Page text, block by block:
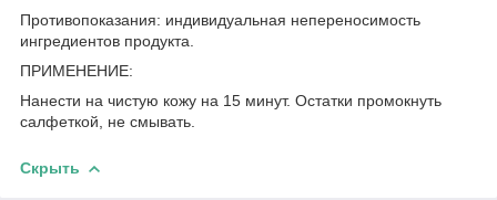
Противопоказания: индивидуальная непереносимость
ингредиентов продукта.
ПРИМЕНЕНИЕ:
Нанести на чистую кожу на 15 минут. Остатки промокнуть
салфеткой, не смывать.
Скрыть